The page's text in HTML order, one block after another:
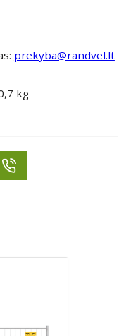
prekyba@randvel.lt
kg